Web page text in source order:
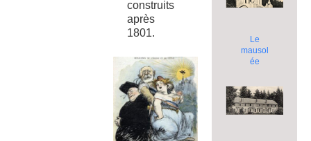
construits
après
1801.
Le
mausol
ée